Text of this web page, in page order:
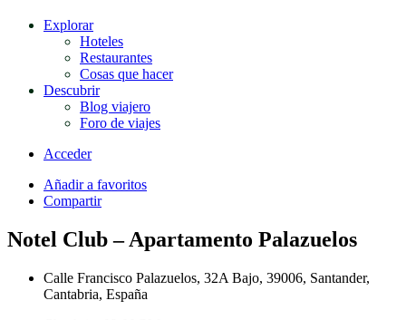
Explorar
Hoteles
Restaurantes
Cosas que hacer
Descubrir
Blog viajero
Foro de viajes
Acceder
Añadir a favoritos
Compartir
Notel Club – Apartamento Palazuelos
Calle Francisco Palazuelos, 32A Bajo, 39006, Santander,
Cantabria, España